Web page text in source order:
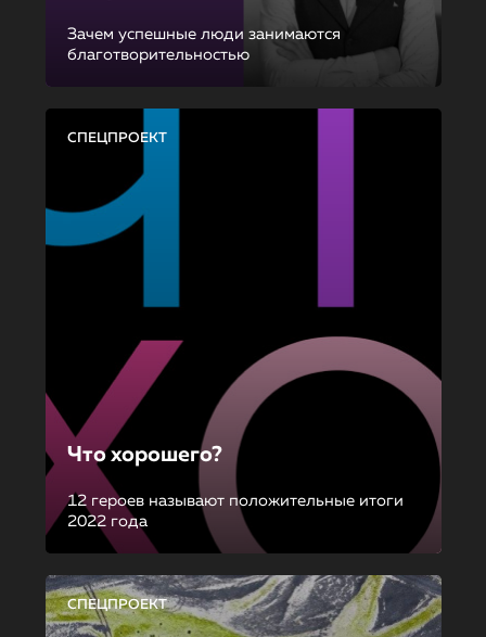
Зачем успешные люди занимаются
благотворительностью
СПЕЦПРОЕКТ
Что хорошего?
12 героев называют положительные итоги
2022 года
СПЕЦПРОЕКТ